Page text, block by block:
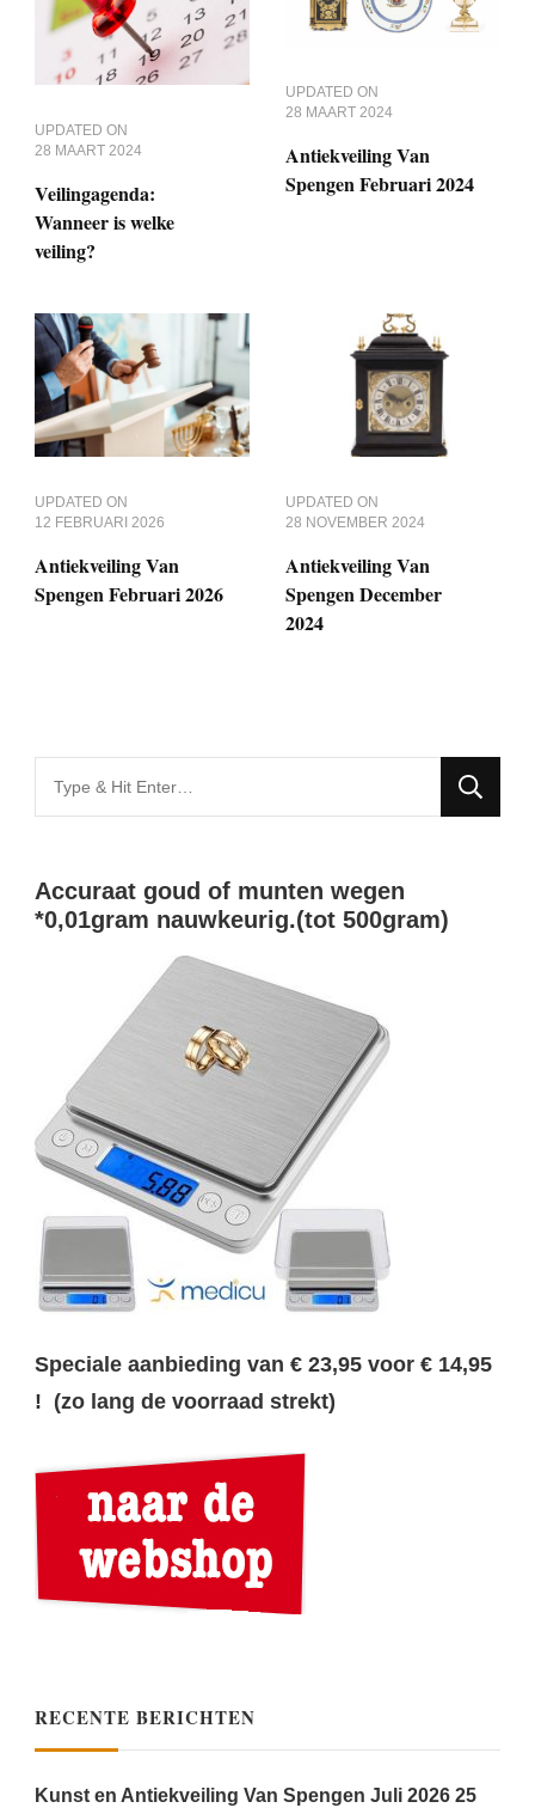
UPDATED ON
28 MAART 2024
Veilingagenda:
Wanneer is welke
veiling?
UPDATED ON
28 MAART 2024
Antiekveiling Van
Spengen Februari 2024
UPDATED ON
12 FEBRUARI 2026
Antiekveiling Van
Spengen Februari 2026
UPDATED ON
28 NOVEMBER 2024
Antiekveiling Van
Spengen December
2024
for
Accuraat goud of munten wegen
*0,01gram nauwkeurig.(tot 500gram)
Speciale aanbieding van € 23,95 voor € 14,95
! (zo lang de voorraad strekt)
RECENTE BERICHTEN
Kunst en Antiekveiling Van Spengen Juli 2026 25